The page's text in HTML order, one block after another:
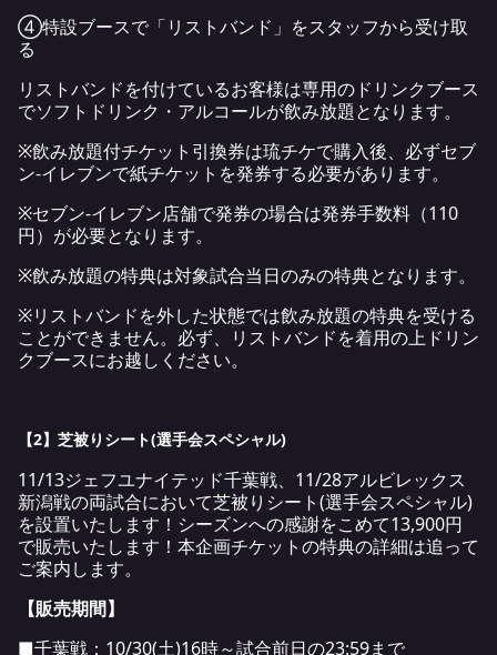
④特設ブースで「リストバンド」をスタッフから受け取
る
リストバンドを付けているお客様は専用のドリンクブース
でソフトドリンク・アルコールが飲み放題となります。
※飲み放題付チケット引換券は琉チケで購入後、必ずセブ
ン‐イレブンで紙チケットを発券する必要があります。
※セブン-イレブン店舗で発券の場合は発券手数料（110
円）が必要となります。
※飲み放題の特典は対象試合当日のみの特典となります。
※リストバンドを外した状態では飲み放題の特典を受ける
ことができません。必ず、リストバンドを着用の上ドリン
クブースにお越しください。
【2】 芝被りシート(選手会スペシャル)
11/13ジェフユナイテッド千葉戦、11/28アルビレックス
新潟戦の両試合において芝被りシート(選手会スペシャル)
を設置いたします！シーズンへの感謝をこめて13,900円
で販売いたします！本企画チケットの特典の詳細は追って
ご案内します。
【販売期間】
■千葉戦：10/30(土)16時～試合前日の23:59まで